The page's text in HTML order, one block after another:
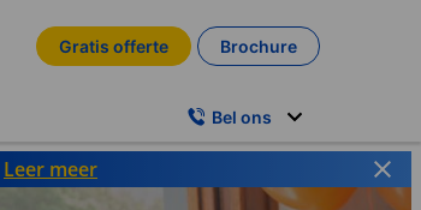
Gratis offerte Brochure
Bel ons
Leer meer